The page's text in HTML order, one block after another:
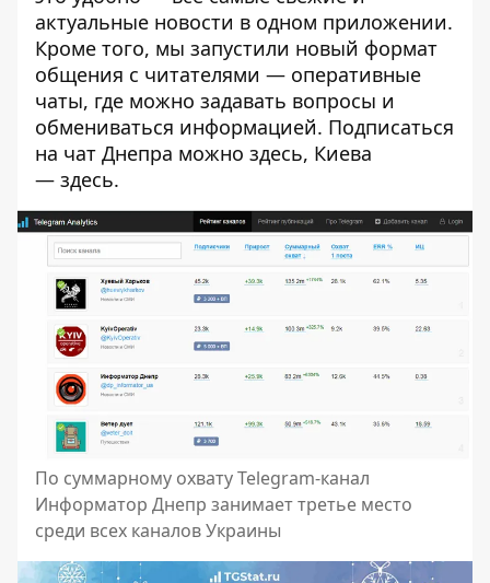
актуальные новости в одном приложении.
Кроме того, мы запустили новый формат
общения с читателями — оперативные
чаты, где можно задавать вопросы и
обмениваться информацией. Подписаться
на чат Днепра можно здесь, Киева
— здесь.
По суммарному охвату Telegram-канал
Информатор Днепр занимает третье место
среди всех каналов Украины